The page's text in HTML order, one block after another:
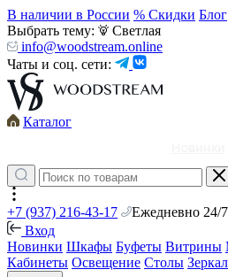
В наличии в России % Скидки Блог
Выбрать тему:
Светлая
info@woodstream.online
Чаты и соц. сети:
Каталог
+7 (937) 216-43-17
Ежедневно 24/7
Вход
Новинки Шкафы Буфеты Витрины
Кабинеты Освещение Столы